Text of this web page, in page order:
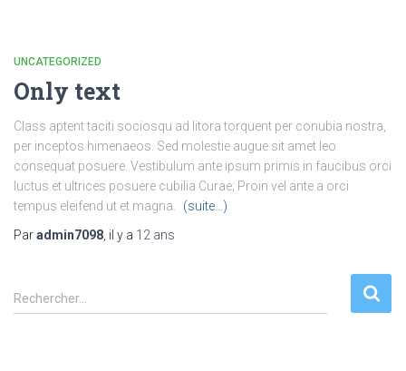
UNCATEGORIZED
Only text
Class aptent taciti sociosqu ad litora torquent per conubia nostra,
per inceptos himenaeos. Sed molestie augue sit amet leo
consequat posuere. Vestibulum ante ipsum primis in faucibus orci
luctus et ultrices posuere cubilia Curae; Proin vel ante a orci
tempus eleifend ut et magna.
(suite…)
Paradmin7098 , il y a 12 ans
R
e
Rechercher…